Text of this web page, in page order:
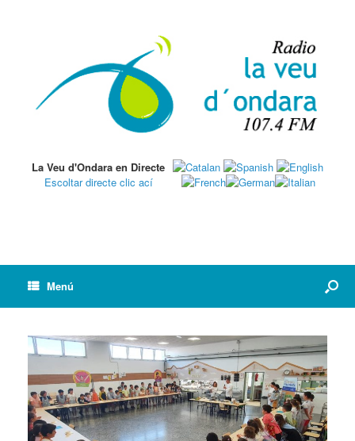
La Veu d'Ondara en Directe
Escoltar directe clic ací
Menú